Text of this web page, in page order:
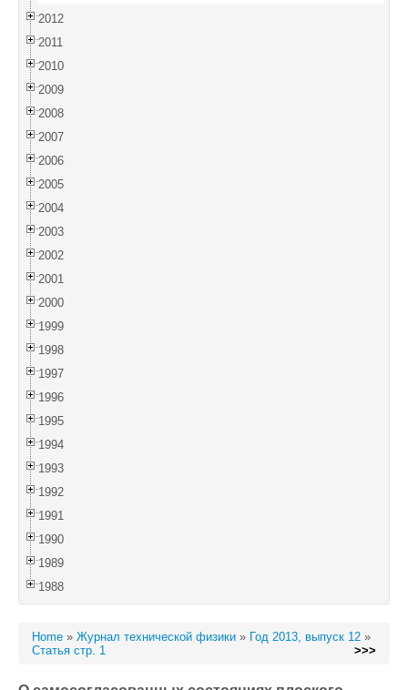
2012
2011
2010
2009
2008
2007
2006
2005
2004
2003
2002
2001
2000
1999
1998
1997
1996
1995
1994
1993
1992
1991
1990
1989
1988
Home » Журнал технической физики » Год 2013, выпуск 12 »
Статья стр. 1
>>>